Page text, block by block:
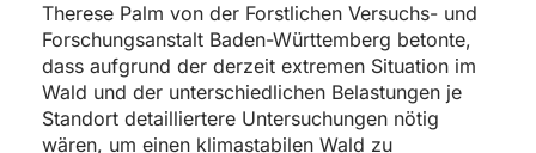
Therese Palm von der Forstlichen Versuchs- und
Forschungsanstalt Baden-Württemberg betonte,
dass aufgrund der derzeit extremen Situation im
Wald und der unterschiedlichen Belastungen je
Standort detailliertere Untersuchungen nötig
wären, um einen klimastabilen Wald zu